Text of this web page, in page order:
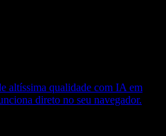
altíssima qualidade com IA em
direto no seu navegador.